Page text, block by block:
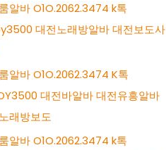
알바 O1O.2062.3474 k톡
대전노래방알바 대전보도사
알바 O1O.2062.3474 K톡
대전바알바 대전유흥알바
래방보도
알바 O1O.2062.3474 k톡